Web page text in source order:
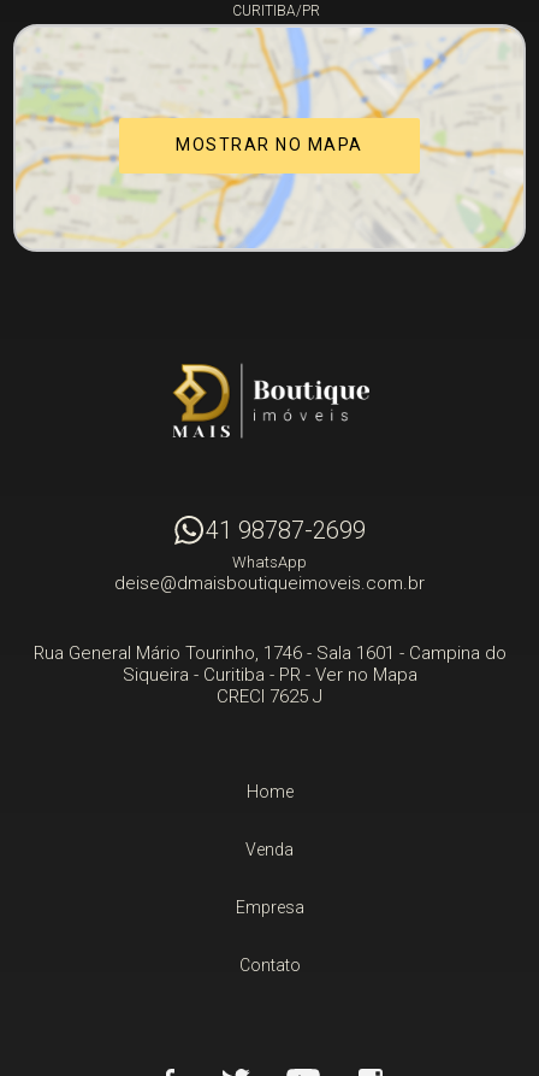
CURITIBA/PR
MOSTRAR NO MAPA
41 98787-2699
WhatsApp
deise@dmaisboutiqueimoveis.com.br
Rua General Mário Tourinho, 1746 - Sala 1601 - Campina do
Siqueira - Curitiba - PR- Ver no Mapa
CRECI 7625 J
Home
Venda
Empresa
Contato